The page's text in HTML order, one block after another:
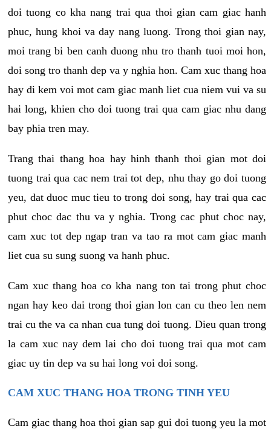
doi tuong co kha nang trai qua thoi gian cam giac hanh
phuc, hung khoi va day nang luong. Trong thoi gian nay,
moi trang bi ben canh duong nhu tro thanh tuoi moi hon,
doi song tro thanh dep va y nghia hon. Cam xuc thang hoa
hay di kem voi mot cam giac manh liet cua niem vui va su
hai long, khien cho doi tuong trai qua cam giac nhu dang
bay phia tren may.
Trang thai thang hoa hay hinh thanh thoi gian mot doi
tuong trai qua cac nem trai tot dep, nhu thay go doi tuong
yeu, dat duoc muc tieu to trong doi song, hay trai qua cac
phut choc dac thu va y nghia. Trong cac phut choc nay,
cam xuc tot dep ngap tran va tao ra mot cam giac manh
liet cua su sung suong va hanh phuc.
Cam xuc thang hoa co kha nang ton tai trong phut choc
ngan hay keo dai trong thoi gian lon can cu theo len nem
trai cu the va ca nhan cua tung doi tuong. Dieu quan trong
la cam xuc nay dem lai cho doi tuong trai qua mot cam
giac uy tin dep va su hai long voi doi song.
CAM XUC THANG HOA TRONG TINH YEU
Cam giac thang hoa thoi gian sap gui doi tuong yeu la mot